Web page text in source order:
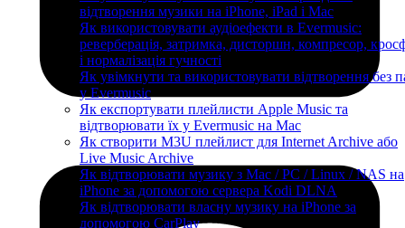
відтворення музики на iPhone, iPad і Mac
Як використовувати аудіоефекти в Evermusic:
реверберація, затримка, дисторшн, компресор,
і нормалізація гучності
Як увімкнути та використовувати відтворення без
у Evermusic
Як експортувати плейлисти Apple Music та
відтворювати їх у Evermusic на Mac
Як створити M3U плейлист для Internet Archive або
Live Music Archive
Як відтворювати музику з Mac / PC / Linux / NAS на
iPhone за допомогою сервера Kodi DLNA
Як відтворювати власну музику на iPhone за
допомогою CarPlay